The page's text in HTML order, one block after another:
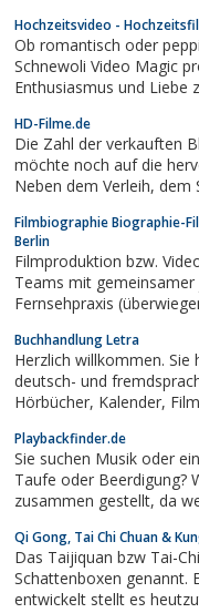
Hochzeitsvideo -
Ob romantisch oder peppig, ob emotional oder
Schnewoli Video Magic
Enthusiasmus und Liebe
HD-Filme.de
Die Zahl der verkauften
möchte noch auf die
Neben dem Verleih, dem Shop und der Möglichkeit Blue-Ray on
über News und
Definition.
Filmbiographie Biographie-
Berlin
Filmproduktion bzw.
Teams mit
Fernsehpraxis
Biographie-Film oder Ihr
uns bundesweit richtig.
Buchhandlung Letra
Herzlich willkommen.
deutsch- und fremdsprachige
Hörbücher,
Playbackfinder.de
Sie suchen Musik oder
Taufe oder Beerdigung?
zusammen gestellt, da werden Sie auf jeden Fall etwas
französische, italienische und lateinische Titel aus Pop-, Rock-
und Schlagerbereich.
Qi Gong, Tai Chi Chuan &
Das Taijiquan bzw Tai-
Schattenboxen genannt.
entwickelt stellt es